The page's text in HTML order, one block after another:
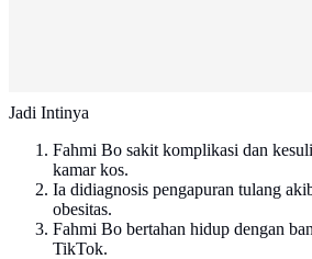
Jadi Intinya
Fahmi Bo sakit komplikasi dan
kamar kos.
Ia didiagnosis pengapuran tulang
obesitas.
Fahmi Bo bertahan hidup dengan
TikTok.